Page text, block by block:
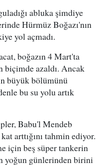
abluka şimdiye
Hürmüz Boğazı'nın
yol açmadı.
boğazın 4 Mart'ta
biçimde azaldı. Ancak
büyük bölümünü
bu su yolu artık
Babu'l Mendeb
arttığını tahmin ediyor.
için beş süper tankerin
yoğun günlerinden birini